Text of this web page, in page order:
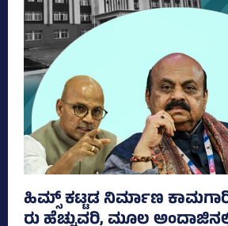
ಹಿಮ್ಸ್‌ ಕಟ್ಟಡ ನಿರ್ಮಾಣ
ರು ಹೆಚ್ಚುವರಿ, ಮೂಲ